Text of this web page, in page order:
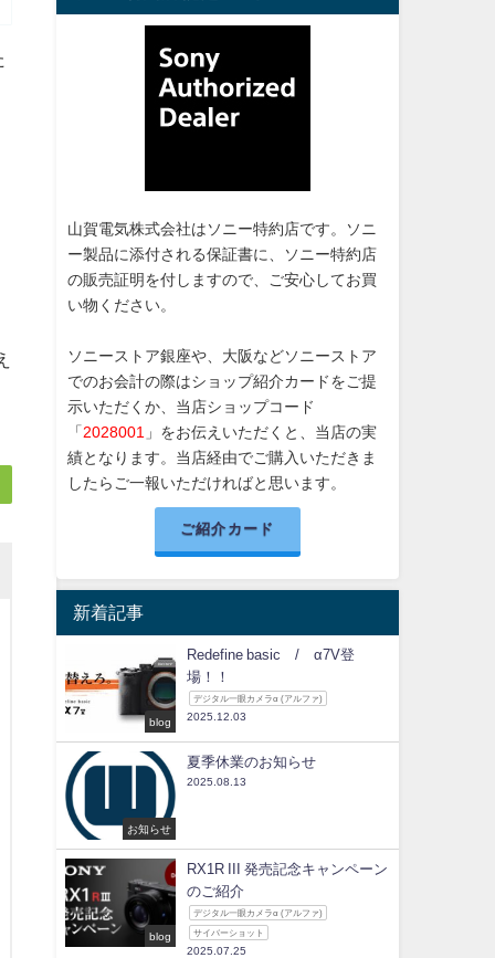
山賀電気株式会社はソニー特約店です。ソニ
ー製品に添付される保証書に、ソニー特約店
の販売証明を付しますので、ご安心してお買
い物ください。
ソニーストア銀座や、大阪などソニーストア
でのお会計の際はショップ紹介カードをご提
示いただくか、当店ショップコード
「 2028001 」をお伝えいただくと、当店の実
績となります。当店経由でご購入いただきま
したらご一報いただければと思います。
ご紹介カード
新着記事
blog
Redefine basic / α7V登
場！！
デジタル一眼カメラα (アルファ)
2025.12.03
お知らせ
夏季休業のお知らせ
2025.08.13
blog
RX1R III 発売記念キャンペーン
のご紹介
デジタル一眼カメラα (アルファ)
サイバーショット
2025.07.25